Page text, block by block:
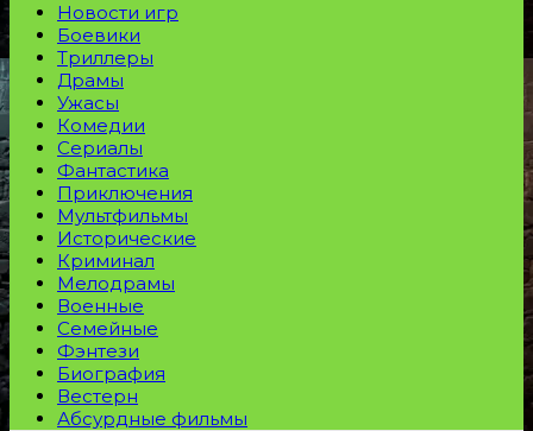
Новости игр
Боевики
Триллеры
Драмы
Ужасы
Комедии
Сериалы
Фантастика
Приключения
Мультфильмы
Исторические
Криминал
Мелодрамы
Военные
Семейные
Фэнтези
Биография
Вестерн
Абсурдные фильмы